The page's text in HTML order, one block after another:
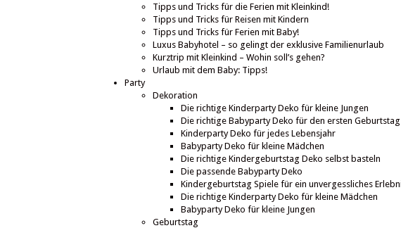
Tipps und Tricks für die Ferien mit Kleinkind!
Tipps und Tricks für Reisen mit Kindern
Tipps und Tricks für Ferien mit Baby!
Luxus Babyhotel – so gelingt der exklusive Familienurlaub
Kurztrip mit Kleinkind – Wohin soll’s gehen?
Urlaub mit dem Baby: Tipps!
Party
Dekoration
Die richtige Kinderparty Deko für kleine Jungen
Die richtige Babyparty Deko für den ersten Geburtstag
Kinderparty Deko für jedes Lebensjahr
Babyparty Deko für kleine Mädchen
Die richtige Kindergeburtstag Deko selbst basteln
Die passende Babyparty Deko
Kindergeburtstag Spiele für ein unvergessliches
Die richtige Kinderparty Deko für kleine Mädchen
Babyparty Deko für kleine Jungen
Geburtstag